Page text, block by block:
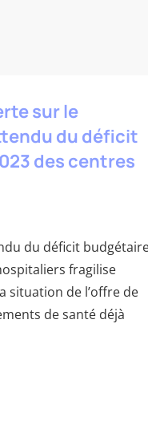
sur le
du déficit
des centres
du déficit
fragilise
situation de l’offre de
de santé déjà